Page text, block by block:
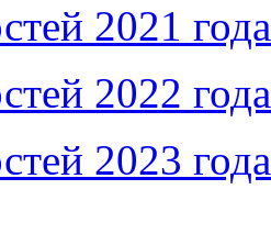
2021 года
2022 года
2023 года